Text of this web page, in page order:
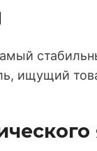
ищущий